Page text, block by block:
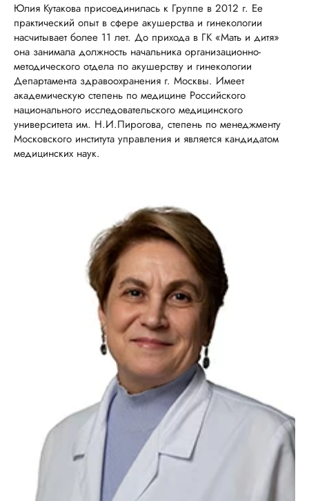
Юлия Кутакова присоединилась к Группе в 2012 г. Ее
практический опыт в сфере акушерства и гинекологии
насчитывает более 11 лет. До прихода в ГК «Мать и дитя»
она занимала должность начальника организационно-
методического отдела по акушерству и гинекологии
Департамента здравоохранения г. Москвы. Имеет
академическую степень по медицине Российского
национального исследовательского медицинского
университета им. Н.И.Пирогова, степень по менеджменту
Московского института управления и является кандидатом
медицинских наук.